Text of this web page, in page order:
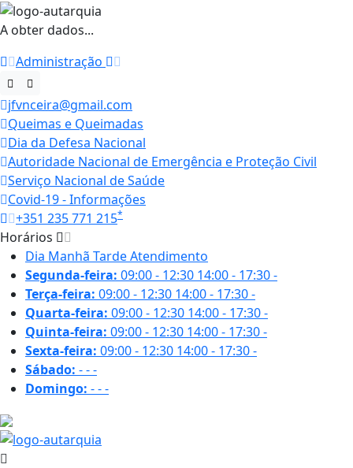
A obter dados...
Administração
jfvnceira@gmail.com
Queimas e Queimadas
Dia da Defesa Nacional
Autoridade Nacional de Emergência e Proteção Civil
Serviço Nacional de Saúde
Covid-19 - Informações
+351 235 771 215*
Horários
Dia Manhã TardeAtendimento
Segunda-feira: 09:00 - 12:30 14:00 - 17:30-
Terça-feira: 09:00 - 12:30 14:00 - 17:30-
Quarta-feira: 09:00 - 12:30 14:00 - 17:30-
Quinta-feira: 09:00 - 12:30 14:00 - 17:30-
Sexta-feira: 09:00 - 12:30 14:00 - 17:30-
Sábado: ---
Domingo: ---